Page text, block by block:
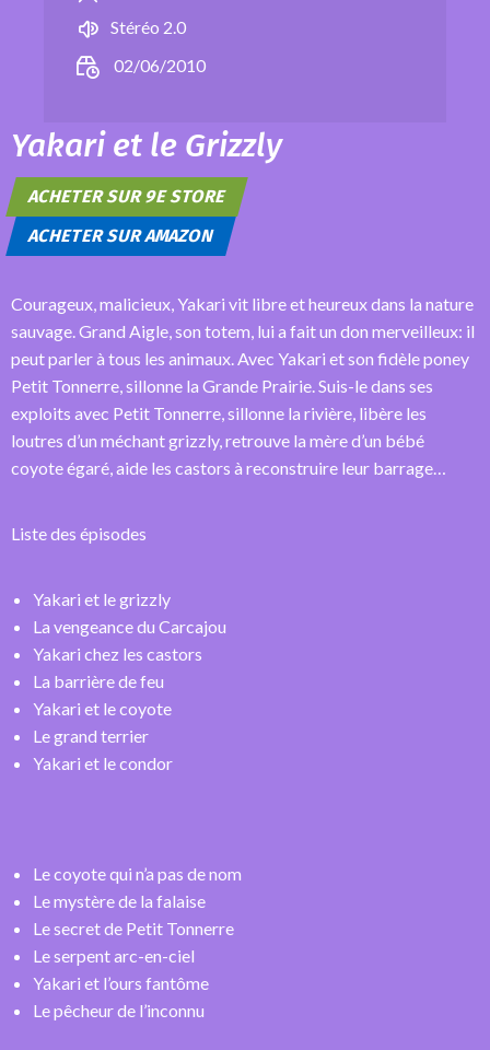
Stéréo 2.0
02/06/2010
Yakari et le Grizzly
ACHETER SUR 9E STORE
ACHETER SUR AMAZON
Courageux, malicieux, Yakari vit libre et heureux dans la nature
sauvage. Grand Aigle, son totem, lui a fait un don merveilleux: il
peut parler à tous les animaux. Avec Yakari et son fidèle poney
Petit Tonnerre, sillonne la Grande Prairie. Suis-le dans ses
exploits avec Petit Tonnerre, sillonne la rivière, libère les
loutres d’un méchant grizzly, retrouve la mère d’un bébé
coyote égaré, aide les castors à reconstruire leur barrage…
Liste des épisodes
Yakari et le grizzly
La vengeance du Carcajou
Yakari chez les castors
La barrière de feu
Yakari et le coyote
Le grand terrier
Yakari et le condor
Le coyote qui n’a pas de nom
Le mystère de la falaise
Le secret de Petit Tonnerre
Le serpent arc-en-ciel
Yakari et l’ours fantôme
Le pêcheur de l’inconnu